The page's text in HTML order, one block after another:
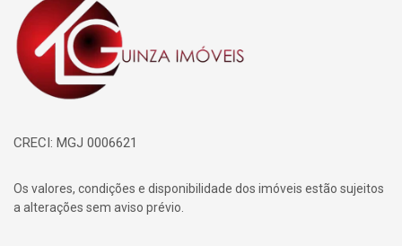
Página inicial
CRECI: MGJ 0006621
Os valores, condições e disponibilidade dos imóveis estão sujeitos
a alterações sem aviso prévio.